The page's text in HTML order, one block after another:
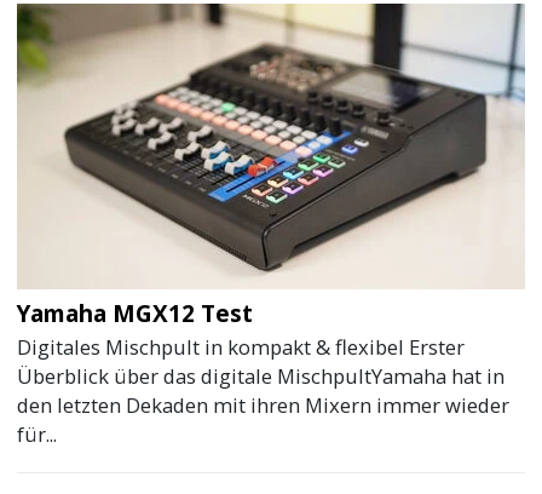
Yamaha MGX12 Test
Digitales Mischpult in kompakt & flexibel Erster
Überblick über das digitale MischpultYamaha hat in
den letzten Dekaden mit ihren Mixern immer wieder
für...